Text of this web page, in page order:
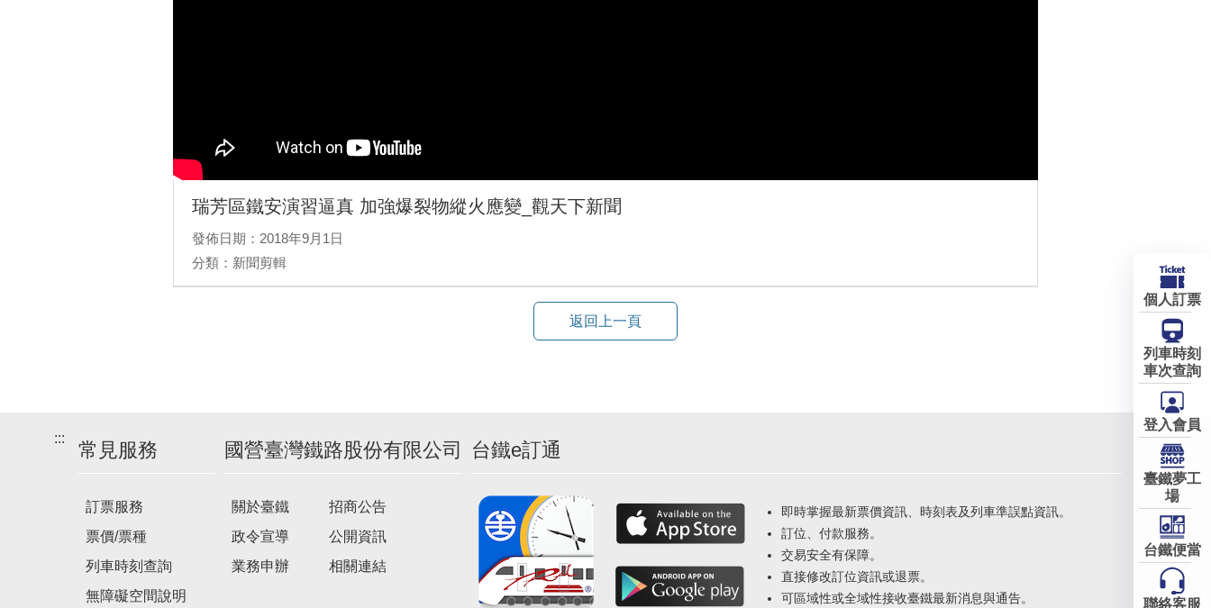
瑞芳區鐵安演習逼真 加強爆裂物縱火應變_觀天下新聞
發佈日期：2018年9月1日
分類：新聞剪輯
返回上一頁
:::
常見服務
訂票服務
票價/票種
列車時刻查詢
無障礙空間說明
國營臺灣鐵路股份有限公司
關於臺鐵
政令宣導
業務申辦
招商公告
公開資訊
相關連結
台鐵e訂通
即時掌握最新票價資訊、時刻表及列車準誤點資訊。
訂位、付款服務。
交易安全有保障。
直接修改訂位資訊或退票。
可區域性或全域性接收臺鐵最新消息與通告。
個人訂票
列車時刻
車次查詢
登入會員
臺鐵夢工
場
台鐵便當
聯絡客服